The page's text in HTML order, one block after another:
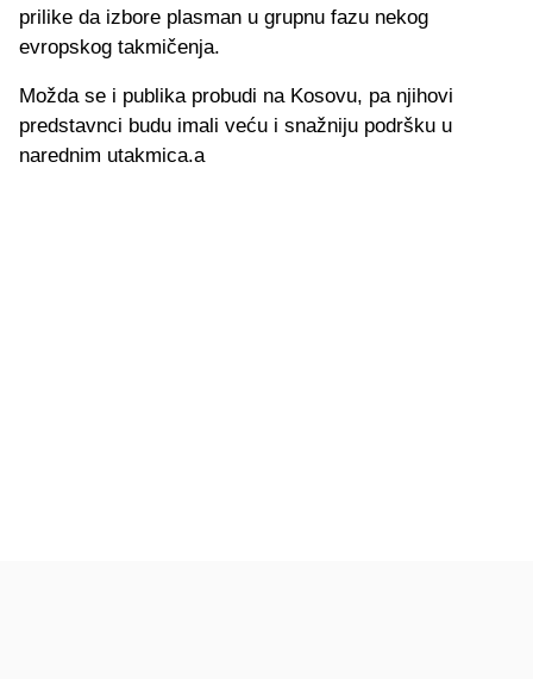
prilike da izbore plasman u grupnu fazu nekog
evropskog takmičenja.
Možda se i publika probudi na Kosovu, pa njihovi
predstavnci budu imali veću i snažniju podršku u
narednim utakmica.a